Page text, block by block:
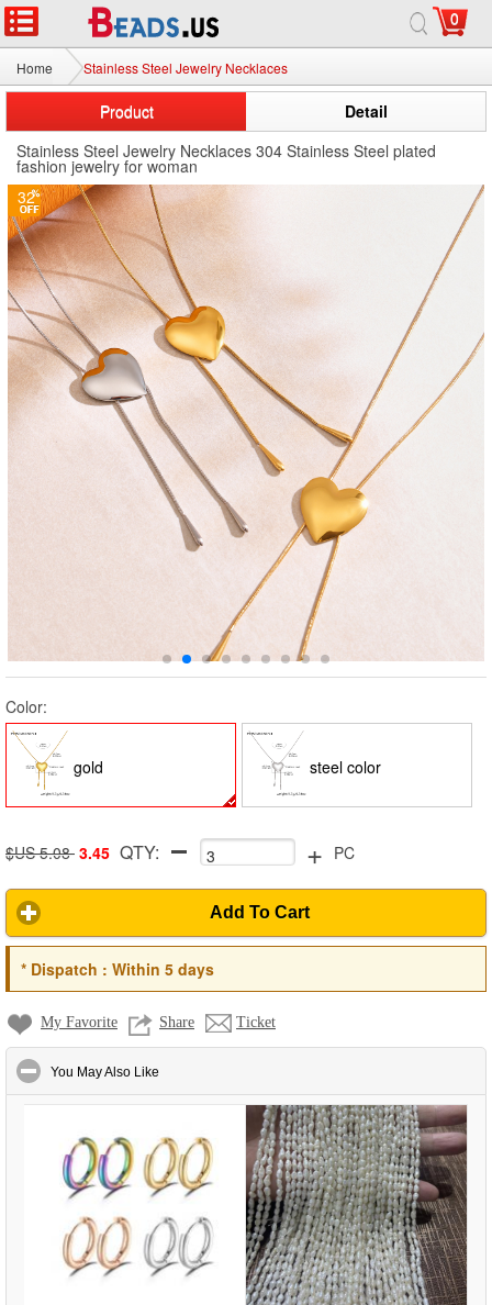
0
Home Stainless Steel Jewelry Necklaces
Product
Detail
Stainless Steel Jewelry Necklaces 304 Stainless Steel plated
fashion jewelry for woman
32
Color:
gold steel color
$US 5.08 3.45 QTY: + PC
Add To Cart
*Dispatch : Within 5 days
My Favorite Share Ticket
You May Also Like